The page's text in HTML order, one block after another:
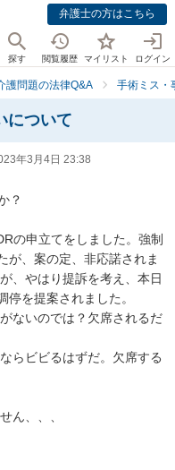
弁護士の方はこちら
探す 閲覧履歴 マイリスト ログイン
護問題の法律Q&A 手術ミス・
について
年3月4日 23:38
？
が、案の定、非応諾されま
、やはり提訴を考え、本日
を提案されました。